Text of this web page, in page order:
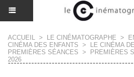
ACCUEIL > LE CINÉMATOGRAPHE >
CINÉMA DES ENFANTS >
LE CINÉMA
PREMIÈRES SÉANCES >
PREMIÈRES
2026